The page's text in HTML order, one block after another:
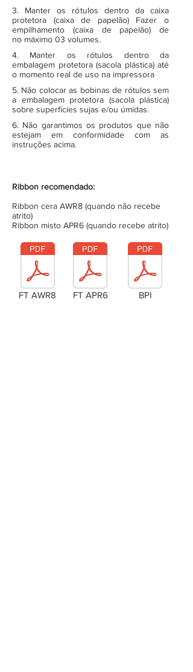
3. Manter os rótulos dentro da caixa
protetora (caixa de papelão) Fazer o
empilhamento (caixa de papelão) de
no máximo 03 volumes.
4. Manter os rótulos dentro da
embalagem protetora (sacola plástica) até
o momento real de uso na impressora
5. Não colocar as bobinas de rótulos sem
a embalagem protetora (sacola plástica)
sobre superfícies sujas e/ou úmidas.
6. Não garantimos os produtos que não
estejam em conformidade com as
instruções acima.
Ribbon recomendado:
Ribbon cera AWR8 (quando não recebe
atrito)
Ribbon misto APR6 (quando recebe atrito)
FT AWR8 FT APR6 BPI